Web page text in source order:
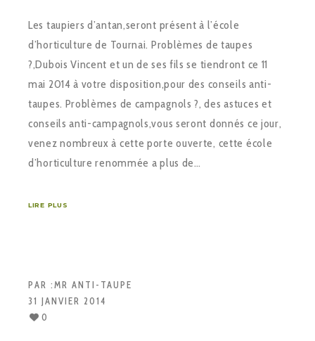
Les taupiers d’antan,seront présent à l’école
d’horticulture de Tournai. Problèmes de taupes
?,Dubois Vincent et un de ses fils se tiendront ce 11
mai 2014 à votre disposition,pour des conseils anti-
taupes. Problèmes de campagnols ?, des astuces et
conseils anti-campagnols,vous seront donnés ce jour,
venez nombreux à cette porte ouverte, cette école
d’horticulture renommée a plus de…
LIRE PLUS
PAR :MR ANTI-TAUPE
31 JANVIER 2014
0